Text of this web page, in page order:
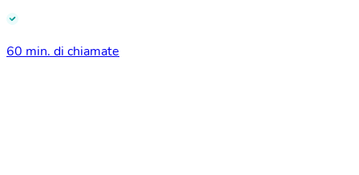
60 min. di chiamate